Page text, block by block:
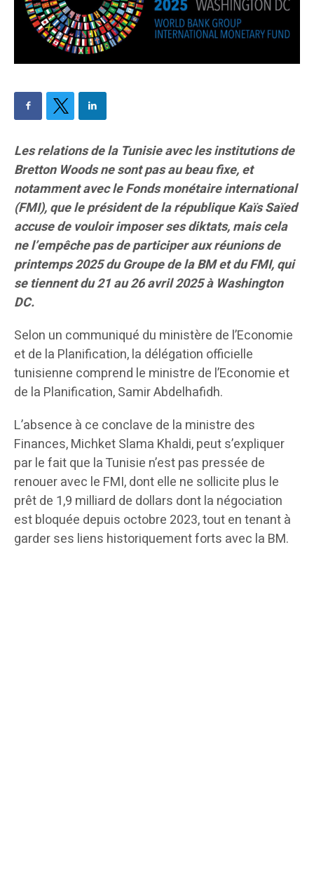
Les relations de la Tunisie avec les institutions de
Bretton Woods ne sont pas au beau fixe, et
notamment avec le Fonds monétaire international
(FMI), que le président de la république Kaïs Saïed
accuse de vouloir imposer ses diktats, mais cela
ne l’empêche pas de participer aux réunions de
printemps 2025 du Groupe de la BM et du FMI, qui
se tiennent du 21 au 26 avril 2025 à Washington
DC.
Selon un communiqué du ministère de l’Economie
et de la Planification, la délégation officielle
tunisienne comprend le ministre de l’Economie et
de la Planification, Samir Abdelhafidh.
L’absence à ce conclave de la ministre des
Finances, Michket Slama Khaldi, peut s’expliquer
par le fait que la Tunisie n’est pas pressée de
renouer avec le FMI, dont elle ne sollicite plus le
prêt de 1,9 milliard de dollars dont la négociation
est bloquée depuis octobre 2023, tout en tenant à
garder ses liens historiquement forts avec la BM.